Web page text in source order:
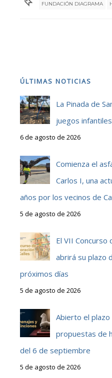
FUNDACIÓN DIAGRAMA
ÚLTIMAS NOTICIAS
La Pinada de
juegos infantiles
6 de agosto de 2026
Comienza el
Carlos I, una
años por los vecinos de
5 de agosto de 2026
El VII Concurso
abrirá su plazo
próximos días
5 de agosto de 2026
Abierto el
propuestas de
del 6 de septiembre
5 de agosto de 2026